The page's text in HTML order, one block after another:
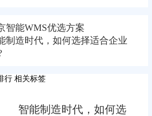
智能WMS优选方案
制造时代，如何选择适合企业
行 相关标签
智能制造时代，如何选